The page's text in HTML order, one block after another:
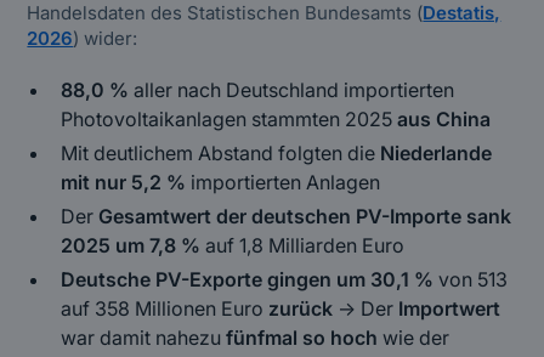
Handelsdaten des Statistischen Bundesamts (Destatis,
2026) wider:
88,0 % aller nach Deutschland importierten
Photovoltaikanlagen stammten 2025aus China
Mit deutlichem Abstand folgten die Niederlande
mit nur 5,2 % importierten Anlagen
Der Gesamtwert der deutschen PV-Importe sank
2025 um 7,8 % auf 1,8 Milliarden Euro
Deutsche PV-Exporte gingen um 30,1 % von 513
auf 358 Millionen Euro zurück → Der Importwert
war damit nahezufünfmal so hoch wie der